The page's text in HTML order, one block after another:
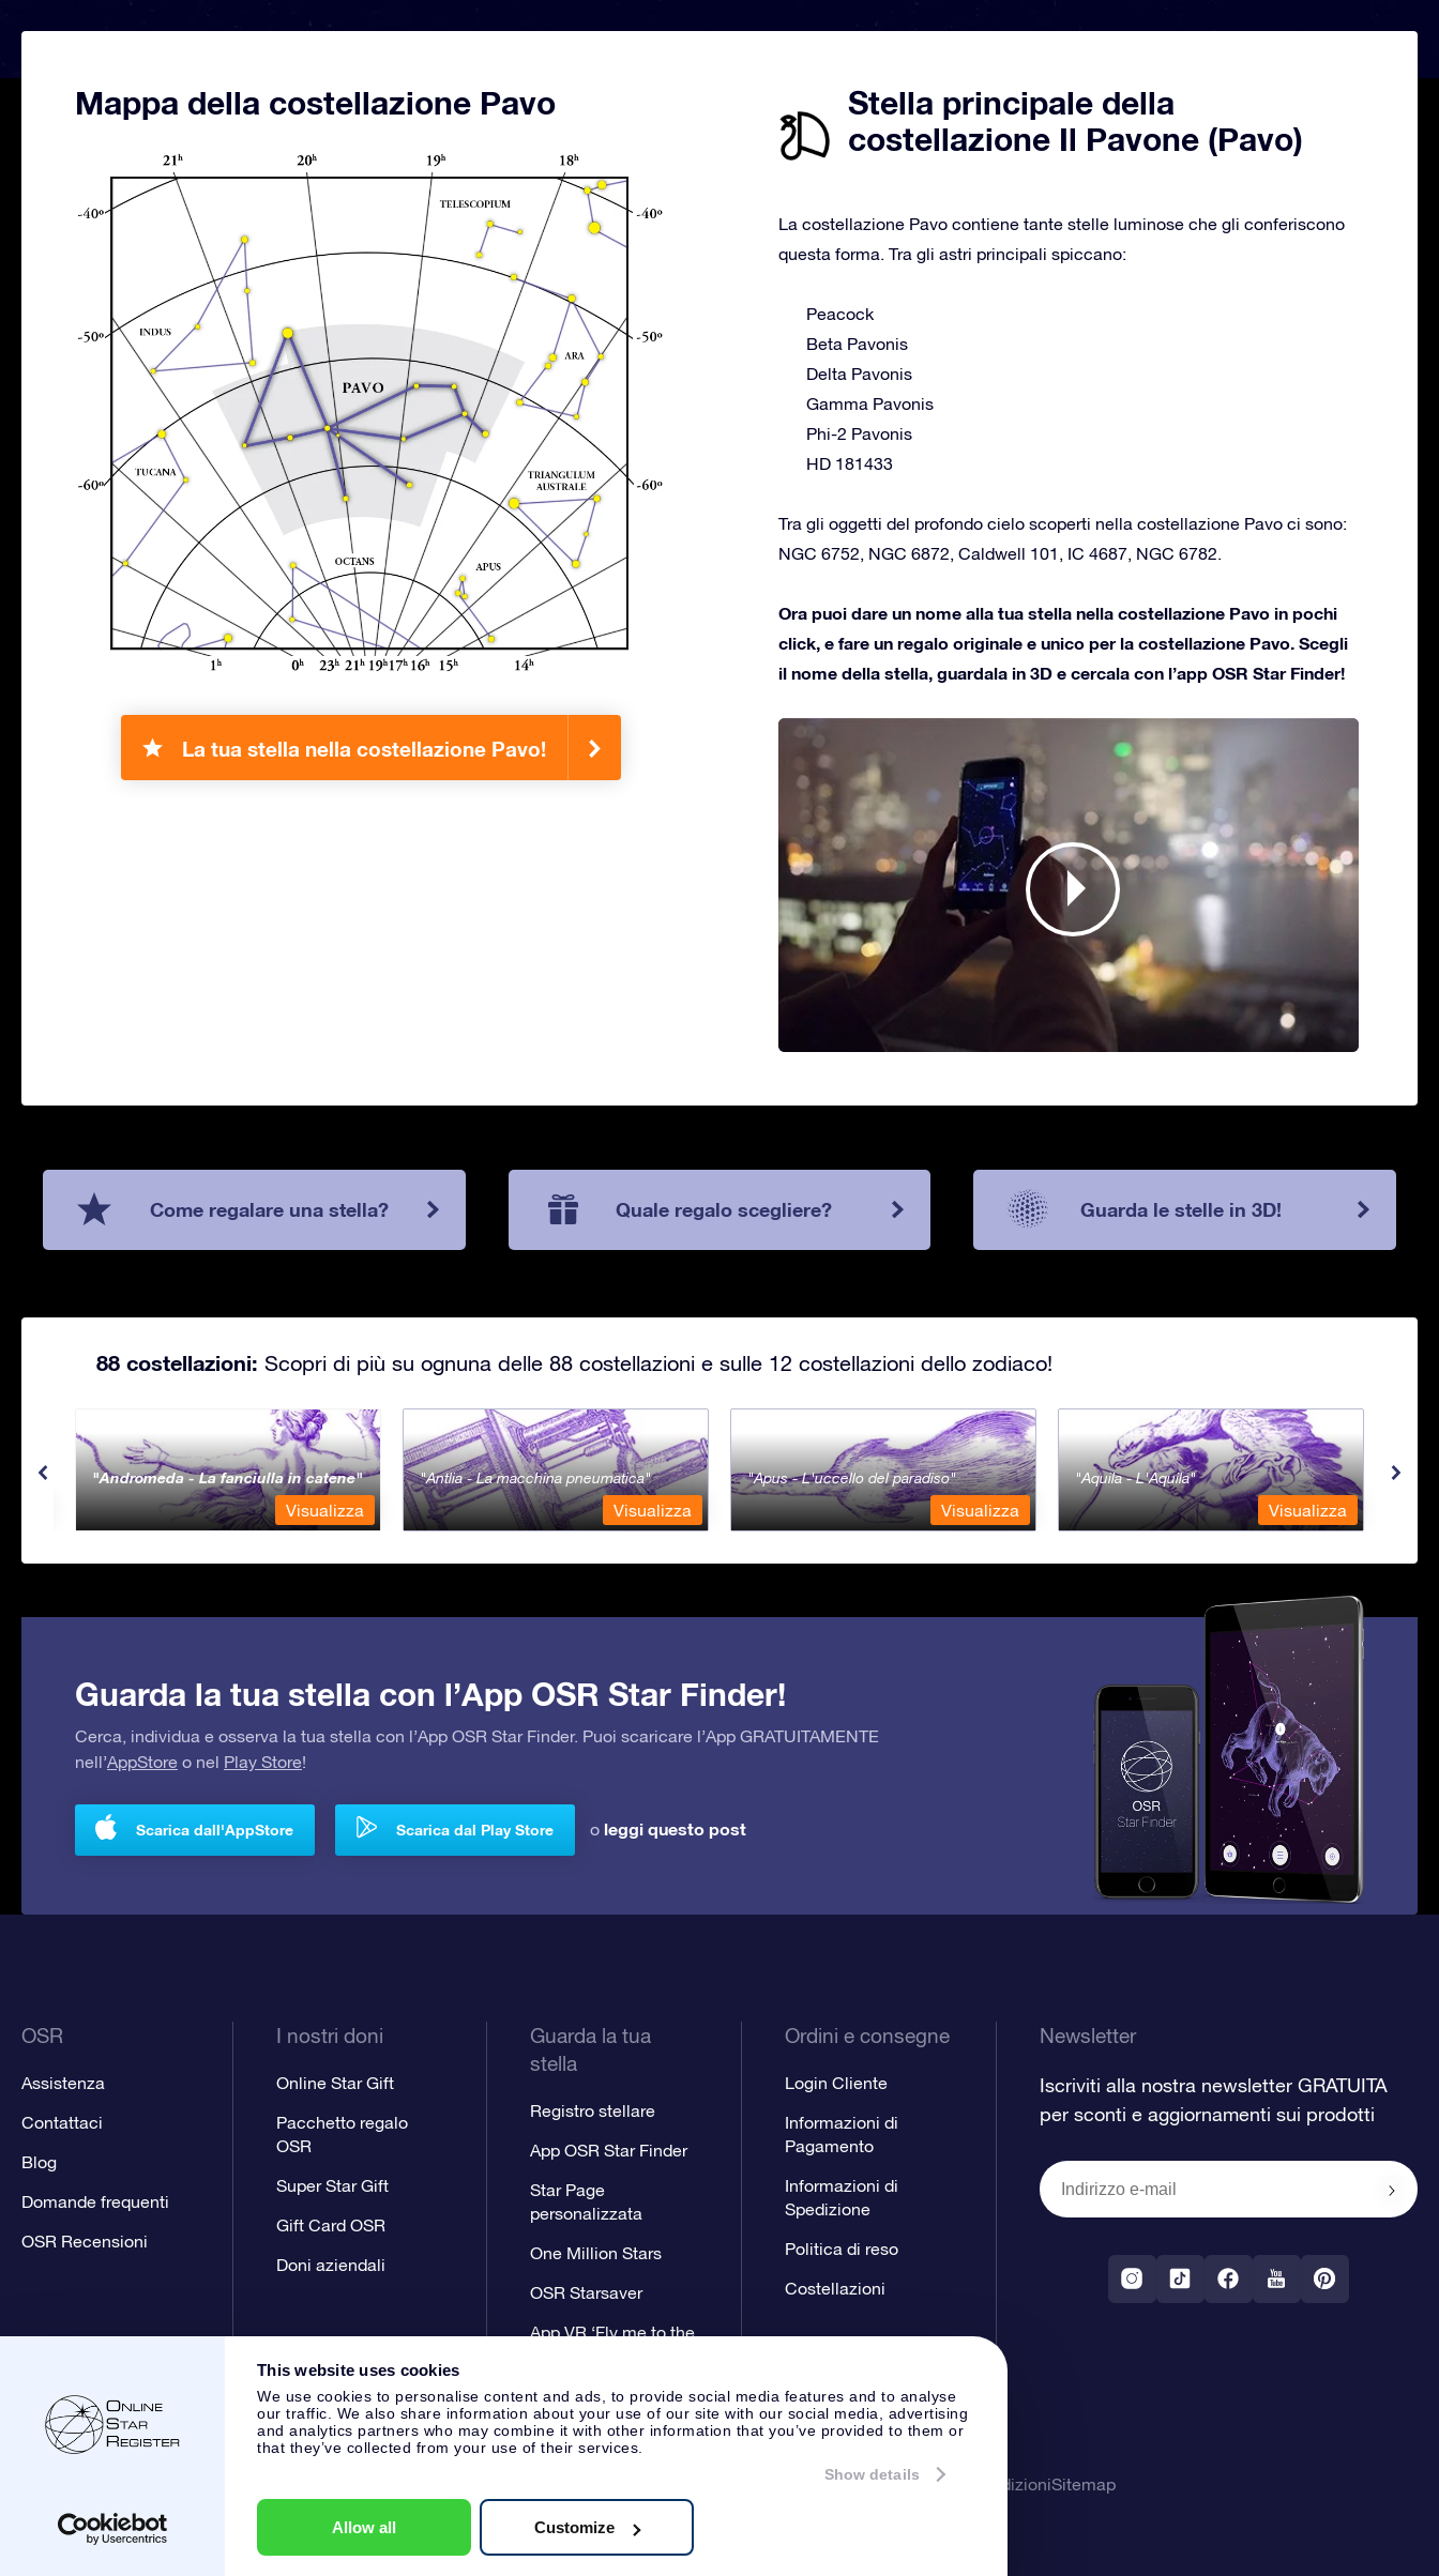
This website uses cookies
We use cookies to personalise content and ads, to provide social media features and to analyse
our traffic. We also share information about your use of our site with our social media, advertising
and analytics partners who may combine it with other information that you’ve provided to them or
that they’ve collected from your use of their services.
Show details
Allow all Customize
Mappa della costellazione Pavo
La tua stella nella costellazione Pavo!
Stella principale della
costellazione Il Pavone (Pavo)
La costellazione Pavo contiene tante stelle luminose che gli conferiscono
questa forma. Tra gli astri principali spiccano:
Peacock
Beta Pavonis
Delta Pavonis
Gamma Pavonis
Phi-2 Pavonis
HD 181433
Tra gli oggetti del profondo cielo scoperti nella costellazione Pavo ci sono:
NGC 6752, NGC 6872, Caldwell 101, IC 4687, NGC 6782.
Ora puoi dare un nome alla tua stella nella costellazione Pavo in pochi
click, e fare un regalo originale e unico per la costellazione Pavo. Scegli
il nome della stella, guardala in 3D e cercala con l’app OSR Star Finder!
Come regalare una stella? Quale regalo scegliere? Guarda le stelle in 3D!
88 costellazioni: Scopri di più su ognuna delle 88 costellazioni e sulle 12 costellazioni dello zodiaco!
Andromeda - La fanciulla in catene
Visualizza
Antlia - La macchina pneumatica
Visualizza
Apus - L'uccello del paradiso
Visualizza
Aquila - L'Aquila
Visualizza
Guarda la tua stella con l’App OSR Star Finder!
Cerca, individua e osserva la tua stella con l’App OSR Star Finder. Puoi scaricare l’App GRATUITAMENTE
nell’AppStore o nel Play Store!
Scarica dall'AppStore Scarica dal Play Store o leggi questo post
OSR
Assistenza
Contattaci
Blog
Domande frequenti
OSR Recensioni
I nostri doni
Online Star Gift
Pacchetto regalo
OSR
Super Star Gift
Gift Card OSR
Doni aziendali
Guarda la tua
stella
Registro stellare
App OSR Star Finder
Star Page
personalizzata
One Million Stars
OSR Starsaver
App VR ‘Fly me to the
Ordini e consegne
Login Cliente
Informazioni di
Pagamento
Informazioni di
Spedizione
Politica di reso
Costellazioni
Newsletter
Iscriviti alla nostra newsletter GRATUITA
per sconti e aggiornamenti sui prodotti
Servizio Clienti:help@osr.org KVK: 60333553, VAT: NL 8538.62.722B01
Pagina StampaPrivacyTermini & CondizioniSitemap